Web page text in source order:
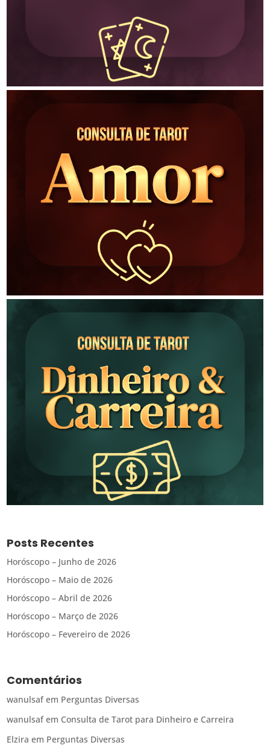
Posts Recentes
Horóscopo – Junho de 2026
Horóscopo – Maio de 2026
Horóscopo – Abril de 2026
Horóscopo – Março de 2026
Horóscopo – Fevereiro de 2026
Comentários
wanulsafem Perguntas Diversas
wanulsafem Consulta de Tarot para Dinheiro e Carreira
Elzira em Perguntas Diversas